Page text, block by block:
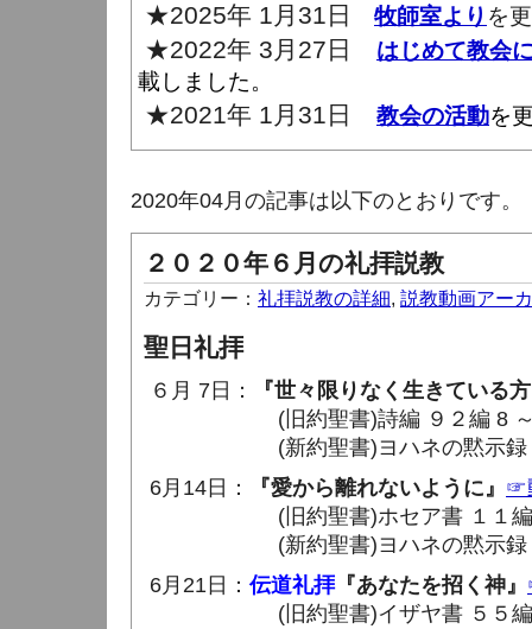
★2025年 1月31日 牧師室より を
★2022年 3月27日
はじめて教会
載しました。
★2021年 1月31日 教会の活動を
2020年04月の記事は以下のとおりです。
２０２０年６月の礼拝説教
カテゴリー： 礼拝説教の詳細, 説教動画アー
聖日礼拝
６月 7日：
『世々限りなく生きている
(旧約聖書)詩編 ９２編 8 ～
(新約聖書)ヨハネの黙示録 １
6月14日：
『愛から離れないように』 ☞
(旧約聖書)ホセア書 １１編 8
(新約聖書)ヨハネの黙示録 ２
6月21日： 伝道礼拝『あなたを招く神』
(旧約聖書)イザヤ書 ５５編 6